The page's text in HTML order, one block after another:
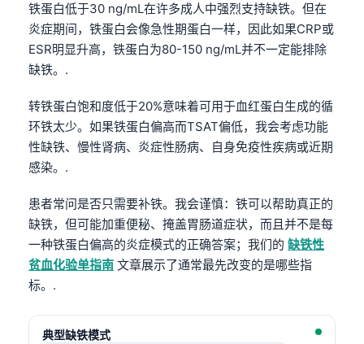
铁蛋白低于30 ng/mL在许多成人中强烈支持缺铁。但在
炎症期间，铁蛋白会像急性期蛋白一样，因此如果CRP或
ESR明显升高，铁蛋白为80-150 ng/mL并不一定能排除
缺铁。.
转铁蛋白饱和度低于20%意味着可用于血红蛋白生成的循
环铁太少。如果铁蛋白偏高而TSAT偏低，我会考虑功能
性缺铁、慢性肾病、炎症性肠病、自身免疫性疾病或近期
感染。.
患者常问是否只需要补铁。我会谨慎：铁可以帮助真正的
缺铁，但可能加重便秘、掩盖胃肠道症状，而且并不是每
一种铁蛋白偏高的炎症模式的正确答案；我们的 缺铁性
贫血化验单指南 文章展示了通常最先改变的是哪些指
标。.
典型缺铁模式